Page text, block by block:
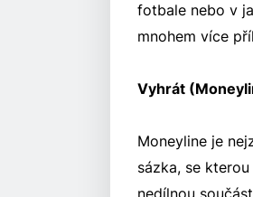
fotbale nebo v
mnohem více
Vyhrát
Moneyline je
sázka, se